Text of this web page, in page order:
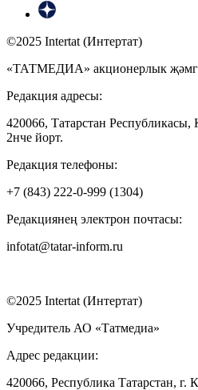
©2025 Intertat (Интертат)
«ТАТМЕДИА» акционерлык
Редакция адресы:
420066, Татарстан Республикасы,
2нче йорт.
Редакция телефоны:
+7 (843) 222-0-999 (1304)
Редакциянең электрон почтасы:
infotat@tatar-inform.ru
©2025 Intertat (Интертат)
Учредитель АО «Татмедиа»
Адрес редакции:
420066, Республика Татарстан, г.